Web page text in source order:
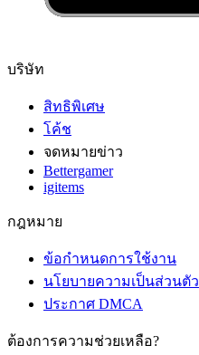
บริษัท
สิทธิพิเศษ
โค้ช
จดหมายข่าว
Bettergamer
igitems
กฎหมาย
ข้อกำหนดการใช้งาน
นโยบายความเป็นส่วนตัว
ประกาศ DMCA
ต้องการความช่วยเหลือ?